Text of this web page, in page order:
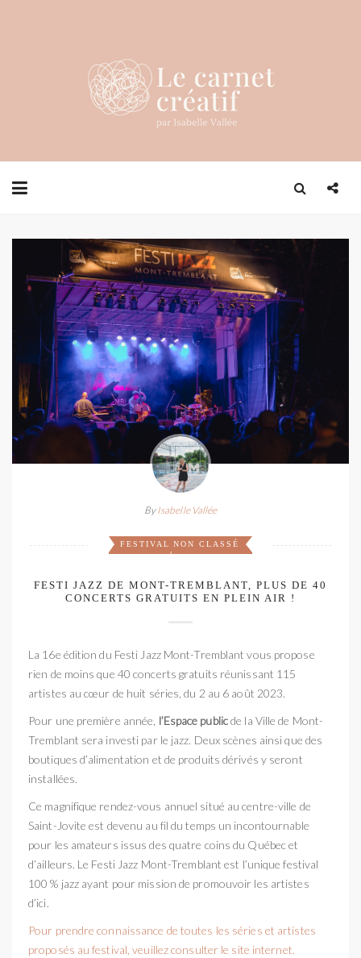
By Isabelle Vallée
FESTIVAL NON CLASSÉ
FESTI JAZZ DE MONT-TREMBLANT, PLUS DE 40
CONCERTS GRATUITS EN PLEIN AIR !
La 16e édition du Festi Jazz Mont-Tremblant vous propose
rien de moins que 40 concerts gratuits réunissant 115
artistes au cœur de huit séries, du 2 au 6 août 2023.
Pour une première année, l’Espace publicde la Ville de Mont-
Tremblant sera investi par le jazz. Deux scènes ainsi que des
boutiques d’alimentation et de produits dérivés y seront
installées.
Ce magnifique rendez-vous annuel situé au centre-ville de
Saint-Jovite est devenu au fil du temps un incontournable
pour les amateurs issus des quatre coins du Québec et
d’ailleurs. Le Festi Jazz Mont-Tremblant est l’unique festival
100 % jazz ayant pour mission de promouvoir les artistes
d’ici.
Pour prendre connaissance de toutes les séries et artistes
proposés au festival, veuillez consulter le site internet.